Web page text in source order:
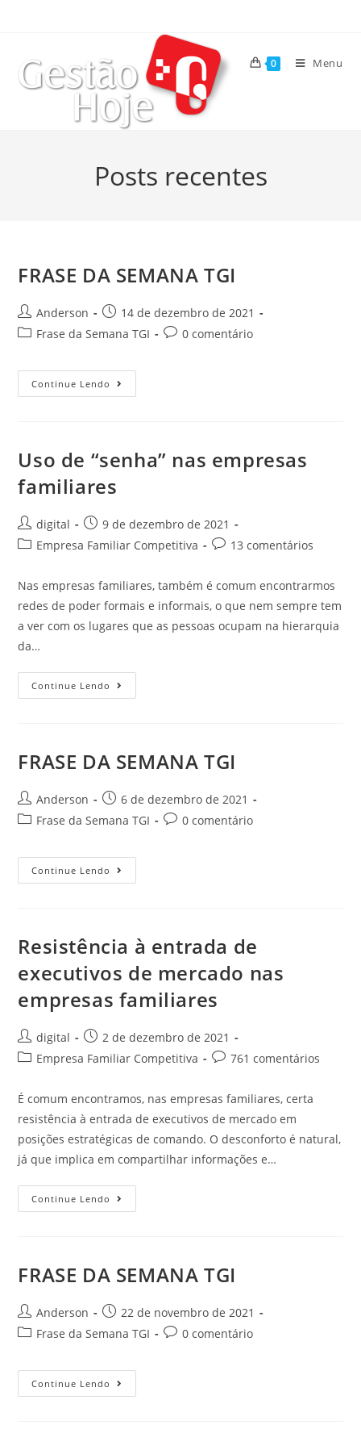
0 Menu
Posts recentes
FRASE DA SEMANA TGI
Anderson
14 de dezembro de 2021
Frase da Semana TGI
0 comentário
Continue Lendo
Uso de “senha” nas empresas
familiares
digital
9 de dezembro de 2021
Empresa Familiar Competitiva
13 comentários
Nas empresas familiares, também é comum encontrarmos
redes de poder formais e informais, o que nem sempre tem
a ver com os lugares que as pessoas ocupam na hierarquia
da…
Continue Lendo
FRASE DA SEMANA TGI
Anderson
6 de dezembro de 2021
Frase da Semana TGI
0 comentário
Continue Lendo
Resistência à entrada de
executivos de mercado nas
empresas familiares
digital
2 de dezembro de 2021
Empresa Familiar Competitiva
761 comentários
É comum encontramos, nas empresas familiares, certa
resistência à entrada de executivos de mercado em
posições estratégicas de comando. O desconforto é natural,
já que implica em compartilhar informações e…
Continue Lendo
FRASE DA SEMANA TGI
Anderson
22 de novembro de 2021
Frase da Semana TGI
0 comentário
Continue Lendo